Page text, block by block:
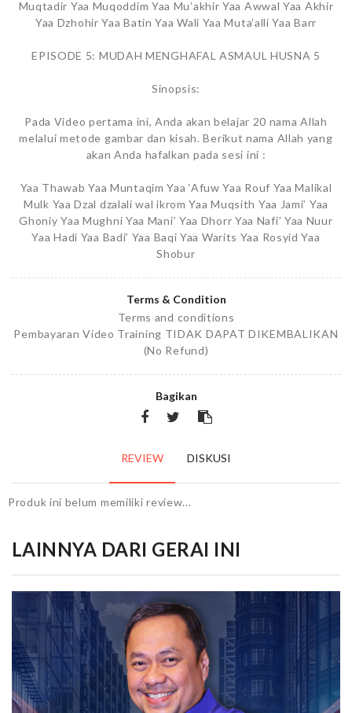
Muqtadir Yaa Muqoddim Yaa Mu’akhir Yaa Awwal Yaa Akhir
Yaa Dzhohir Yaa Batin Yaa Wali Yaa Muta’alli Yaa Barr
EPISODE 5: MUDAH MENGHAFAL ASMAUL HUSNA 5
Sinopsis:
Pada Video pertama ini, Anda akan belajar 20 nama Allah
melalui metode gambar dan kisah. Berikut nama Allah yang
akan Anda hafalkan pada sesi ini :
Yaa Thawab Yaa Muntaqim Yaa ‘Afuw Yaa Rouf Yaa Malikal
Mulk Yaa Dzal dzalali wal ikrom Yaa Muqsith Yaa Jami’ Yaa
Ghoniy Yaa Mughni Yaa Mani’ Yaa Dhorr Yaa Nafi’ Yaa Nuur
Yaa Hadi Yaa Badi’ Yaa Baqi Yaa Warits Yaa Rosyid Yaa
Shobur
Terms & Condition
Terms and conditions
Pembayaran Video Training TIDAK DAPAT DIKEMBALIKAN
(No Refund)
Bagikan
REVIEW DISKUSI
Produk ini belum memiliki review...
LAINNYA DARI GERAI INI